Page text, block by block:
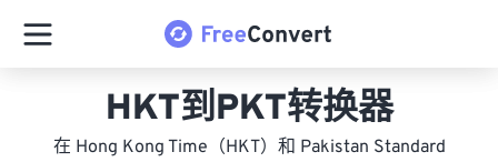
HKT到PKT转换器
在 Hong Kong Time（HKT）和 Pakistan Standard